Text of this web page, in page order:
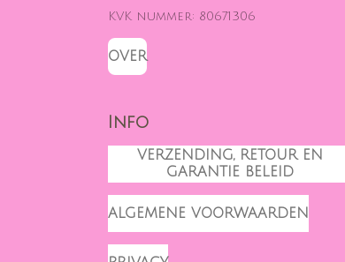
KVK nummer: 80671306
OVER
Info
VERZENDING, RETOUR EN
GARANTIE BELEID
ALGEMENE VOORWAARDEN